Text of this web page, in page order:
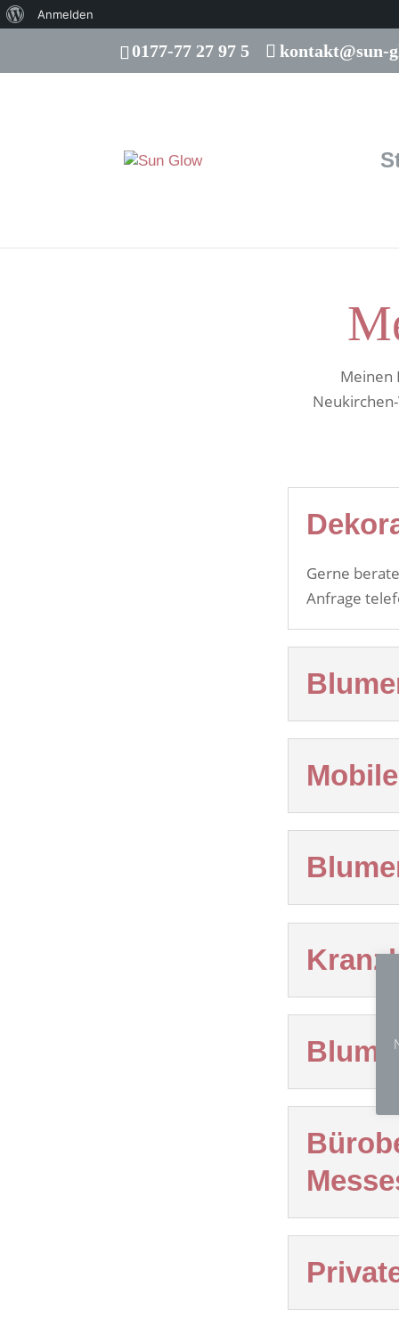
Über
Anmelden
0177-77 27 97 5 kontakt@sun-
Meinen
Gerne
Anfrage